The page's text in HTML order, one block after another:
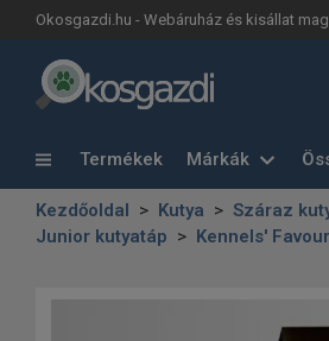
Okosgazdi.hu - Webáruház és kisállat
Termékek Márkák
Kezdőoldal Kutya Száraz
Junior kutyatáp
Kennels'